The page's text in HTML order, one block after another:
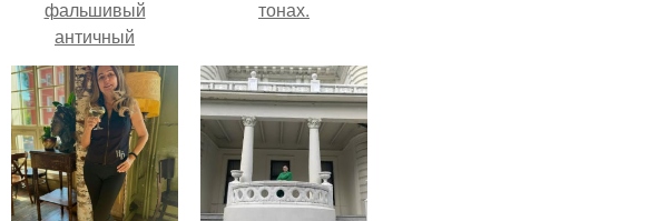
фальшивый
античный
амфитеатр и
долгое время
успешно выдавал
его за настоящее
историческое
наследие.
тонах.